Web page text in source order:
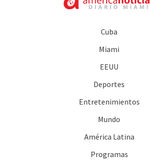
Cuba
Miami
EEUU
Deportes
Entretenimientos
Mundo
América Latina
Programas